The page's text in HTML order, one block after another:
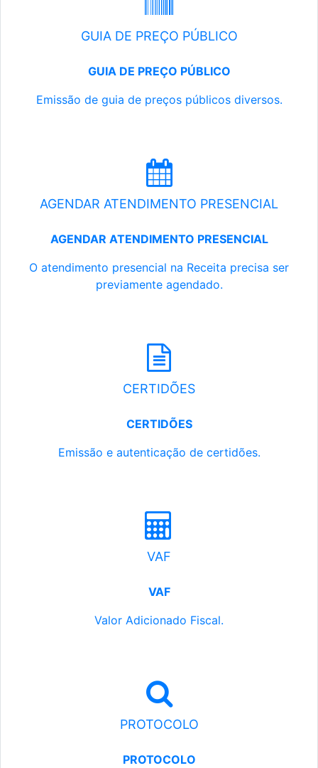
GUIA DE PREÇO PÚBLICO
GUIA DE PREÇO PÚBLICO
Emissão de guia de preços públicos diversos.
AGENDAR ATENDIMENTO PRESENCIAL
AGENDAR ATENDIMENTO PRESENCIAL
O atendimento presencial na Receita precisa ser
previamente agendado.
CERTIDÕES
CERTIDÕES
Emissão e autenticação de certidões.
VAF
VAF
Valor Adicionado Fiscal.
PROTOCOLO
PROTOCOLO